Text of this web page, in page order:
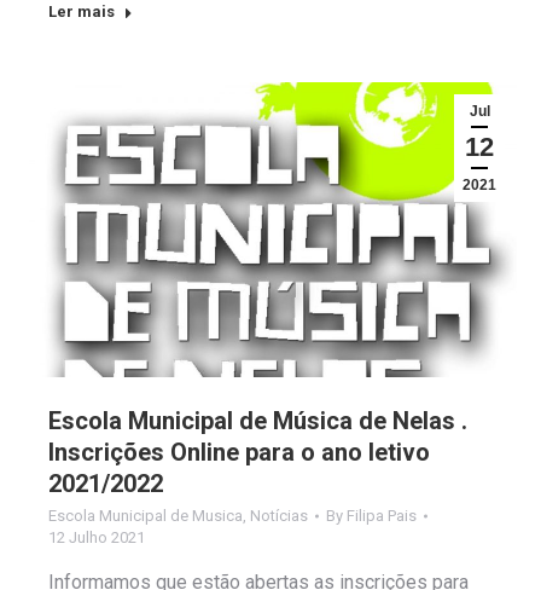
Ler mais
Jul
12
2021
Escola Municipal de Música de Nelas .
Inscrições Online para o ano letivo
2021/2022
Escola Municipal de Musica, Notícias By Filipa Pais
12 Julho 2021
Informamos que estão abertas as inscrições para